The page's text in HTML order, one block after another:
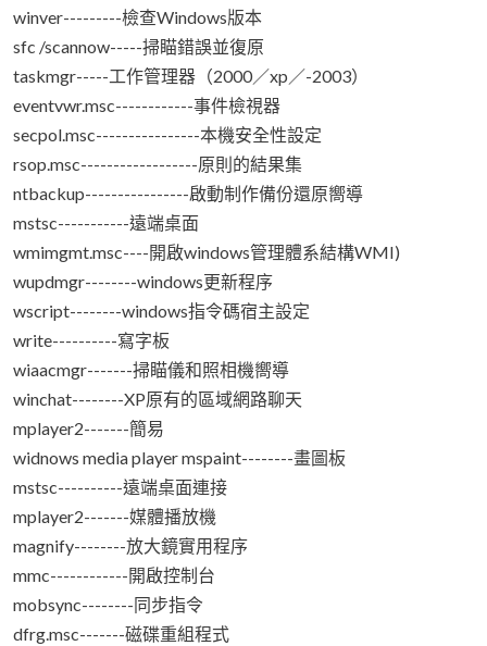
winver---------檢查Windows版本
sfc /scannow-----掃瞄錯誤並復原
taskmgr-----工作管理器（2000／xp／-2003）
eventvwr.msc------------事件檢視器
secpol.msc----------------本機安全性設定
rsop.msc------------------原則的結果集
ntbackup----------------啟動制作備份還原嚮導
mstsc-----------遠端桌面
wmimgmt.msc----開啟windows管理體系結構WMI)
wupdmgr--------windows更新程序
wscript--------windows指令碼宿主設定
write----------寫字板
wiaacmgr-------掃瞄儀和照相機嚮導
winchat--------XP原有的區域網路聊天
mplayer2-------簡易
widnows media player mspaint--------畫圖板
mstsc----------遠端桌面連接
mplayer2-------媒體播放機
magnify--------放大鏡實用程序
mmc------------開啟控制台
mobsync--------同步指令
dfrg.msc-------磁碟重組程式